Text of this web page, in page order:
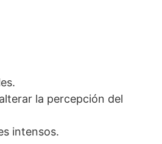
la percepción del
intensos.